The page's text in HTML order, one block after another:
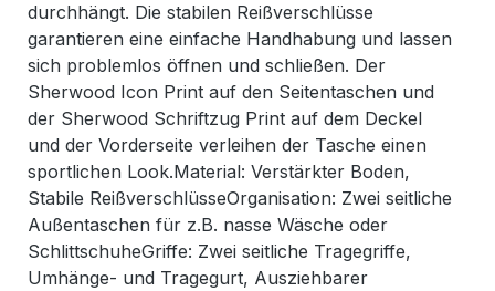
durchhängt. Die stabilen Reißverschlüsse
garantieren eine einfache Handhabung und lassen
sich problemlos öffnen und schließen. Der
Sherwood Icon Print auf den Seitentaschen und
der Sherwood Schriftzug Print auf dem Deckel
und der Vorderseite verleihen der Tasche einen
sportlichen Look.Material: Verstärkter Boden,
Stabile ReißverschlüsseOrganisation: Zwei seitliche
Außentaschen für z.B. nasse Wäsche oder
SchlittschuheGriffe: Zwei seitliche Tragegriffe,
Umhänge- und Tragegurt, Ausziehbarer